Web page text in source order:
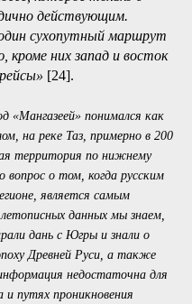
СМП.
А. М. Воротникова об
транспортной
о стратегической роли
«Огромное значение
тем, что это один
которые соединяют
— Центральную
бывший Сибирский
и идущее
которое только в
действующим.
сухопутный маршрут